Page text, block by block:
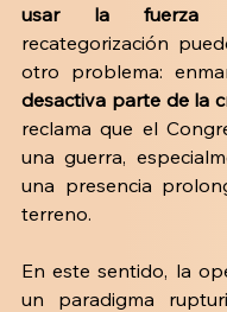
usar la fuerza
recategorización
desactiva parte de la
reclama que el
una guerra,
una presencia
terreno.
En este sentido, la
un paradigma